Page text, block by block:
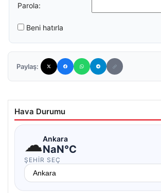
Parola:
Beni hatırla
Paylaş:
Hava Durumu
☁Ankara
NaN°C
ŞEHIR SEÇ